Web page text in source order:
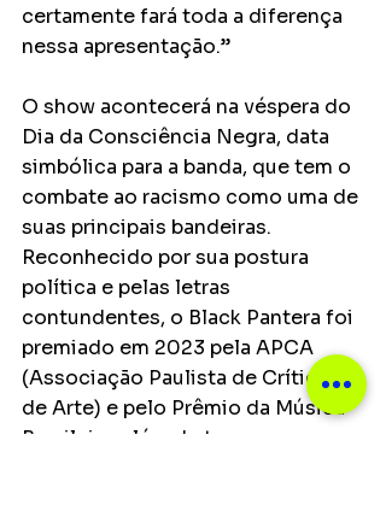
certamente fará toda a diferença
nessa apresentação.”
O show acontecerá na véspera do
Dia da Consciência Negra, data
simbólica para a banda, que tem o
combate ao racismo como uma de
suas principais bandeiras.
Reconhecido por sua postura
política e pelas letras
contundentes, o Black Pantera foi
premiado em 2023 pela APCA
(Associação Paulista de Críticos
de Arte) e pelo Prêmio da Música
Brasileira, além de ter se